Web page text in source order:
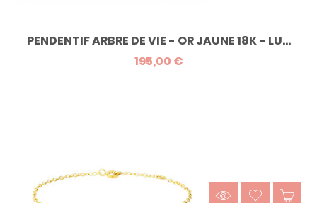
PENDENTIF ARBRE DE VIE - OR JAUNE 18K - LU...
195,00 €